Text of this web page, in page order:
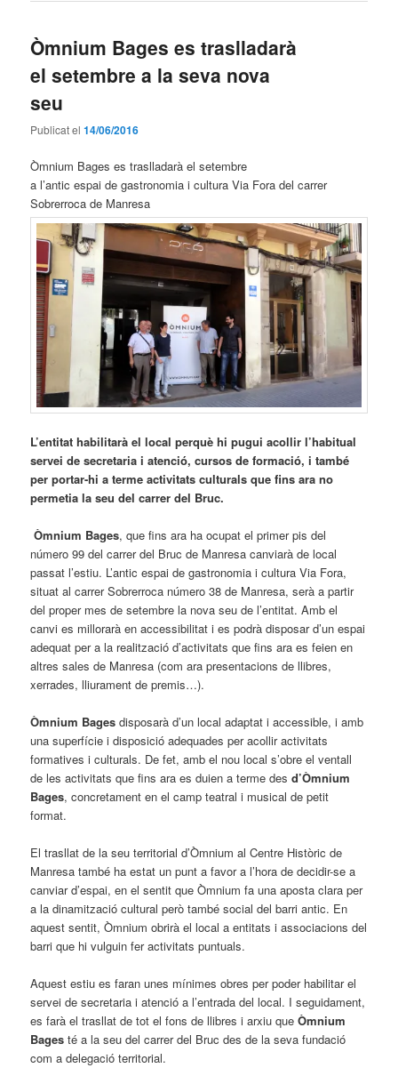
Òmnium Bages es traslladarà
el setembre a la seva nova
seu
Publicat el14/06/2016
Òmnium Bages es traslladarà el setembre
a l’antic espai de gastronomia i cultura Via Fora del carrer
Sobrerroca de Manresa
L’entitat habilitarà el local perquè hi pugui acollir l’habitual
servei de secretaria i atenció, cursos de formació, i també
per portar-hi a terme activitats culturals que fins ara no
permetia la seu del carrer del Bruc.
Òmnium Bages, que fins ara ha ocupat el primer pis del
número 99 del carrer del Bruc de Manresa canviarà de local
passat l’estiu. L’antic espai de gastronomia i cultura Via Fora,
situat al carrer Sobrerroca número 38 de Manresa, serà a partir
del proper mes de setembre la nova seu de l’entitat. Amb el
canvi es millorarà en accessibilitat i es podrà disposar d’un espai
adequat per a la realització d’activitats que fins ara es feien en
altres sales de Manresa (com ara presentacions de llibres,
xerrades, lliurament de premis…).
Òmnium Bages disposarà d’un local adaptat i accessible, i amb
una superfície i disposició adequades per acollir activitats
formatives i culturals. De fet, amb el nou local s’obre el ventall
de les activitats que fins ara es duien a terme desd’Òmnium
Bages, concretament en el camp teatral i musical de petit
format.
El trasllat de la seu territorial d’Òmnium al Centre Històric de
Manresa també ha estat un punt a favor a l’hora de decidir-se a
canviar d’espai, en el sentit que Òmnium fa una aposta clara per
a la dinamització cultural però també social del barri antic. En
aquest sentit, Òmnium obrirà el local a entitats i associacions del
barri que hi vulguin fer activitats puntuals.
Aquest estiu es faran unes mínimes obres per poder habilitar el
servei de secretaria i atenció a l’entrada del local. I seguidament,
es farà el trasllat de tot el fons de llibres i arxiu queÒmnium
Bagesté a la seu del carrer del Bruc des de la seva fundació
com a delegació territorial.